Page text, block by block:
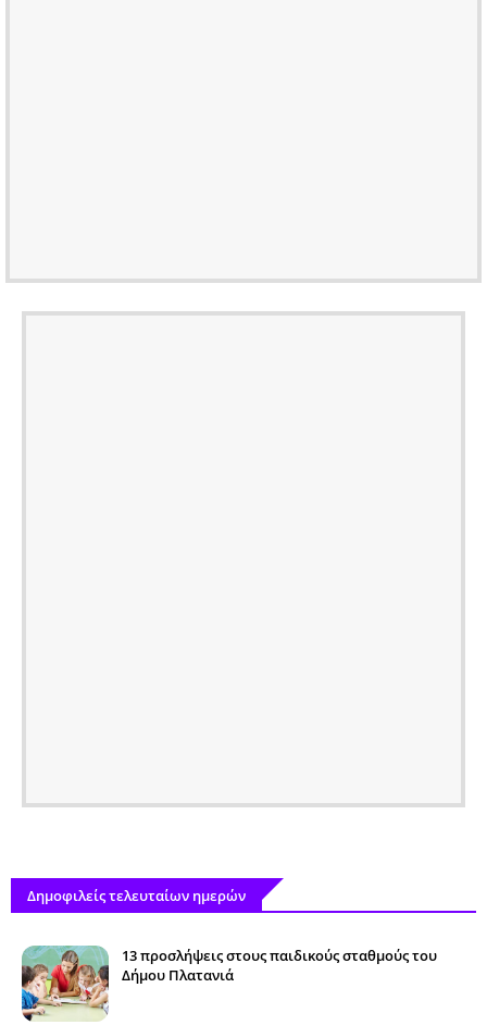
Δημοφιλείς τελευταίων ημερών
13 προσλήψεις στους παιδικούς σταθμούς του
Δήμου Πλατανιά